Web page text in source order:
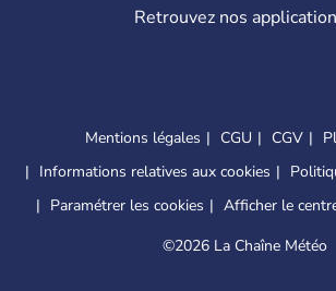
Retrouvez nos
Mentions légales CGU CGV
Informations relatives aux cookies
Paramétrer les cookies
Afficher le
©2026 La Chaîne Météo